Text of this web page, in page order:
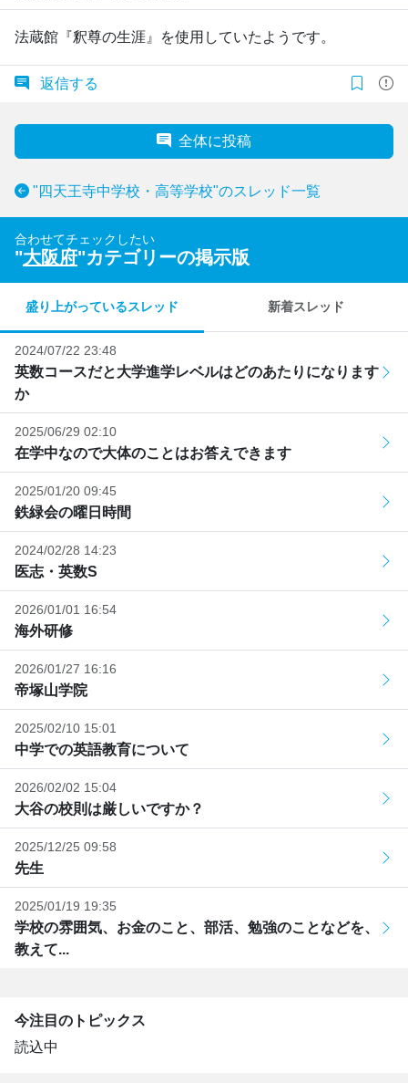
法蔵館『釈尊の生涯』を使用していたようです。
返信する
全体に投稿
"四天王寺中学校・高等学校"のスレッド一覧
合わせてチェックしたい
"大阪府"カテゴリーの掲示版
盛り上がっているスレッド 新着スレッド
2024/07/22 23:48
英数コースだと大学進学レベルはどのあたりになります
か
2025/06/29 02:10
在学中なので大体のことはお答えできます
2025/01/20 09:45
鉄緑会の曜日時間
2024/02/28 14:23
医志・英数S
2026/01/01 16:54
海外研修
2026/01/27 16:16
帝塚山学院
2025/02/10 15:01
中学での英語教育について
2026/02/02 15:04
大谷の校則は厳しいですか？
2025/12/25 09:58
先生
2025/01/19 19:35
学校の雰囲気、お金のこと、部活、勉強のことなどを、
教えて...
今注目のトピックス
読込中